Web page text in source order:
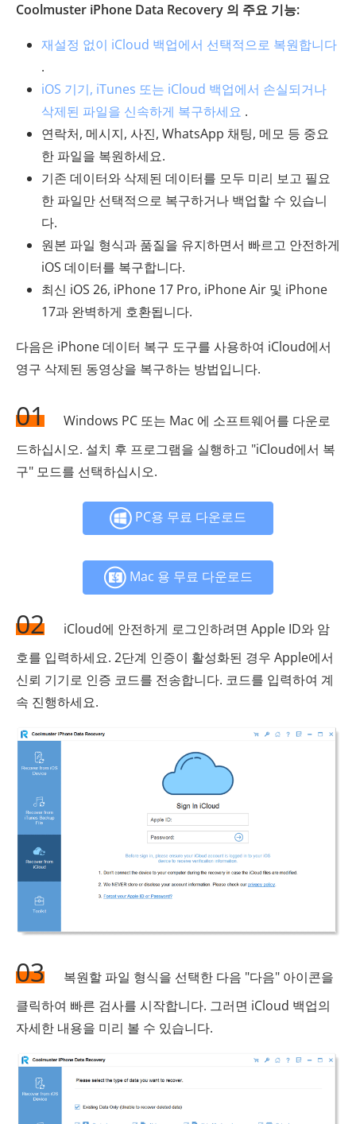
Coolmuster iPhone Data Recovery 의 주요 기능:
재설정 없이 iCloud 백업에서 선택적으로 복원합니다
.
iOS 기기, iTunes 또는 iCloud 백업에서 손실되거나
삭제된 파일을 신속하게 복구하세요 .
연락처, 메시지, 사진, WhatsApp 채팅, 메모 등 중요
한 파일을 복원하세요.
기존 데이터와 삭제된 데이터를 모두 미리 보고 필요
한 파일만 선택적으로 복구하거나 백업할 수 있습니
다.
원본 파일 형식과 품질을 유지하면서 빠르고 안전하게
iOS 데이터를 복구합니다.
최신 iOS 26, iPhone 17 Pro, iPhone Air 및 iPhone
17과 완벽하게 호환됩니다.
다음은 iPhone 데이터 복구 도구를 사용하여 iCloud에서
영구 삭제된 동영상을 복구하는 방법입니다.
01
Windows PC 또는 Mac 에 소프트웨어를 다운로
드하십시오. 설치 후 프로그램을 실행하고 "iCloud에서 복
구" 모드를 선택하십시오.
PC용 무료 다운로드
Mac 용 무료 다운로드
02
iCloud에 안전하게 로그인하려면 Apple ID와 암
호를 입력하세요. 2단계 인증이 활성화된 경우 Apple에서
신뢰 기기로 인증 코드를 전송합니다. 코드를 입력하여 계
속 진행하세요.
03
복원할 파일 형식을 선택한 다음 "다음" 아이콘을
클릭하여 빠른 검사를 시작합니다. 그러면 iCloud 백업의
자세한 내용을 미리 볼 수 있습니다.